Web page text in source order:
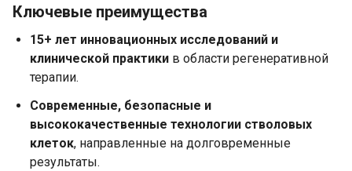
Ключевые преимущества
15+ лет инновационных исследований и
клинической практики в области регенеративной
терапии.
Современные, безопасные и
высококачественные технологии стволовых
клеток, направленные на долговременные
результаты.